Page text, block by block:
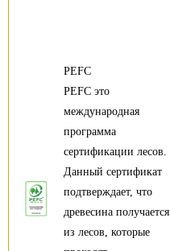
PEFC
PEFC это
международная
программа
сертификации лесов.
Данный сертификат
подтверждает, что
древесина получается
из лесов, которые